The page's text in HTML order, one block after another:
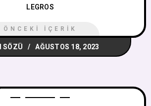
LEGROS
ÖNCEKI İÇERIK
SÖZÜ AĞUSTOS 18, 2023